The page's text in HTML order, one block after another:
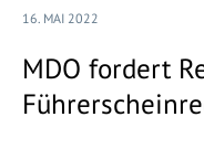
16. MAI 2022
MDO fordert